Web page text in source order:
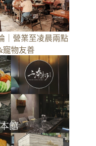
｜營業至凌晨兩點
寵物友善